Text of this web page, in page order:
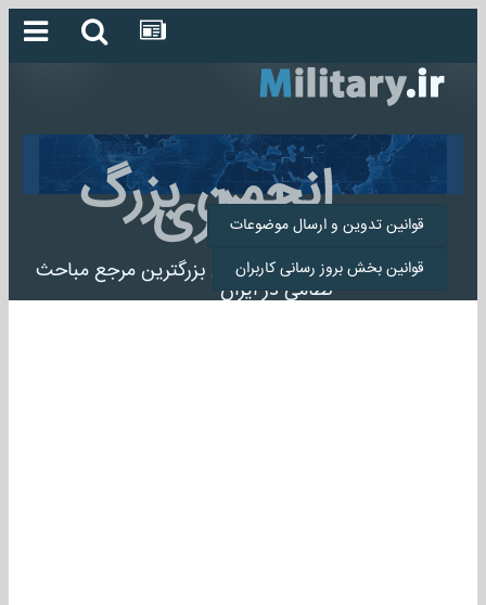
انجمن بزرگ
میلیتاری
انجمن میلیتاری بزرگترین مرجع مباحث
نظامی در ایران
قوانین تدوین و ارسال موضوعات
قوانین بخش بروز رسانی کاربران